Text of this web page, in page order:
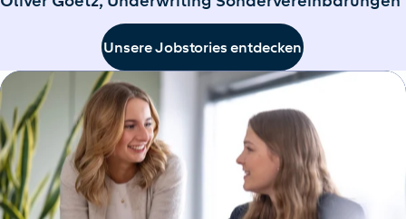
Unsere Jobstories entdecken